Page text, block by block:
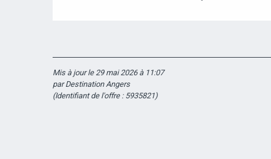
Mis à jour le 29 mai 2026 à 11:07
par Destination Angers
(Identifiant de l'offre : 5935821)